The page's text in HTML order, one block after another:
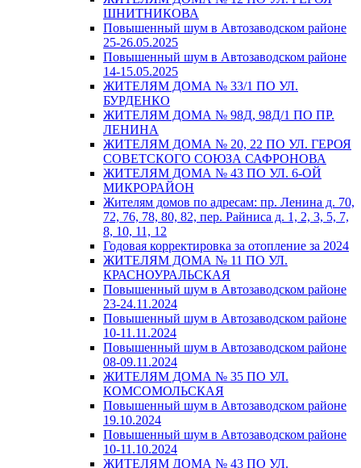
ШНИТНИКОВА
Повышенный шум в Автозаводском районе
25-26.05.2025
Повышенный шум в Автозаводском районе
14-15.05.2025
ЖИТЕЛЯМ ДОМА № 33/1 ПО УЛ.
БУРДЕНКО
ЖИТЕЛЯМ ДОМА № 98Д, 98Д/1 ПО ПР.
ЛЕНИНА
ЖИТЕЛЯМ ДОМА № 20, 22 ПО УЛ. ГЕРОЯ
СОВЕТСКОГО СОЮЗА САФРОНОВА
ЖИТЕЛЯМ ДОМА № 43 ПО УЛ. 6-ОЙ
МИКРОРАЙОН
Жителям домов по адресам: пр. Ленина д. 70,
72, 76, 78, 80, 82, пер. Райниса д. 1, 2, 3, 5, 7,
8, 10, 11, 12
Годовая корректировка за отопление за 2024
ЖИТЕЛЯМ ДОМА № 11 ПО УЛ.
КРАСНОУРАЛЬСКАЯ
Повышенный шум в Автозаводском районе
23-24.11.2024
Повышенный шум в Автозаводском районе
10-11.11.2024
Повышенный шум в Автозаводском районе
08-09.11.2024
ЖИТЕЛЯМ ДОМА № 35 ПО УЛ.
КОМСОМОЛЬСКАЯ
Повышенный шум в Автозаводском районе
19.10.2024
Повышенный шум в Автозаводском районе
10-11.10.2024
ЖИТЕЛЯМ ДОМА № 43 ПО УЛ.